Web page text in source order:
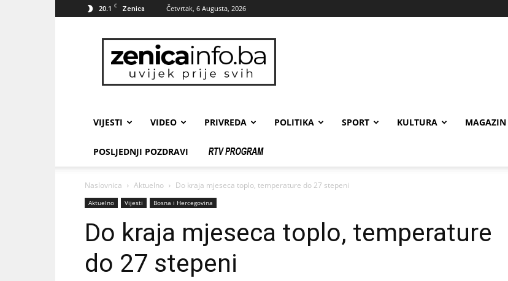
20.1 C Zenica Četvrtak, 6 Augusta, 2026
zenicainfo.ba
VIJESTI VIDEO PRIVREDA POLITIKA SPORT KULTURA MAGAZIN
POSLJEDNJI POZDRAVI
Naslovnica Aktuelno Do kraja mjeseca toplo, temperature do 27 stepeni
Aktuelno Vijesti Bosna i Hercegovina
Do kraja mjeseca toplo, temperature
do 27 stepeni